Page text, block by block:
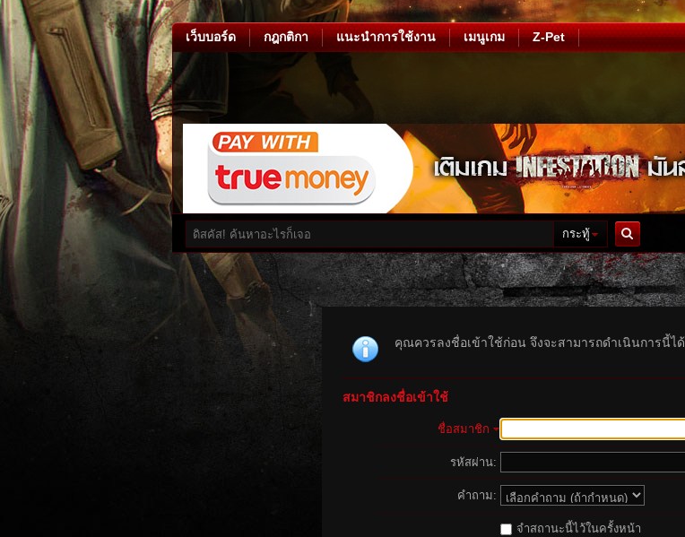
เว็บบอร์ด กฎกติกา แนะนำการใช้งาน เมนูเกม Z-Pet
กระทู้
ค้นหา
คุณควรลงชื่อเข้าใช้ก่อน จึงจะสามารถดำเนินการนี้ได้
สมาชิกลงชื่อเข้าใช้
ชื่อสมาชิก
รหัสผ่าน:
คำถาม:
จำสถานะนี้ไว้ในครั้งหน้า